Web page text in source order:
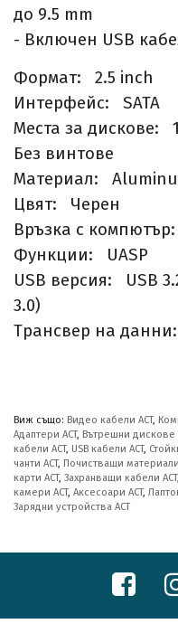
до 9.5 mm
- Включен USB
Формат: 2.5 inch
Интерфейс: SATA
Места за дискове: 1
Без винтове
Материал:
Цвят: Черен
Връзка с
Функции: UASP
USB версия: USB
3.0)
Трансвер на
Виж също: Видео кабели ACT,
Адаптери ACT, Вътрешни дискове
кабели ACT, USB кабели ACT,
чанти ACT, Почистващи материали
карти ACT, Захранващи кабели ACT,
камери ACT, Аксесоари ACT,
Зарядни устройства ACT